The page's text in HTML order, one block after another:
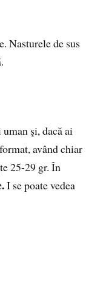
Nasturele de sus
şi, dacă ai
având chiar
25-29 gr. În
I se poate vedea